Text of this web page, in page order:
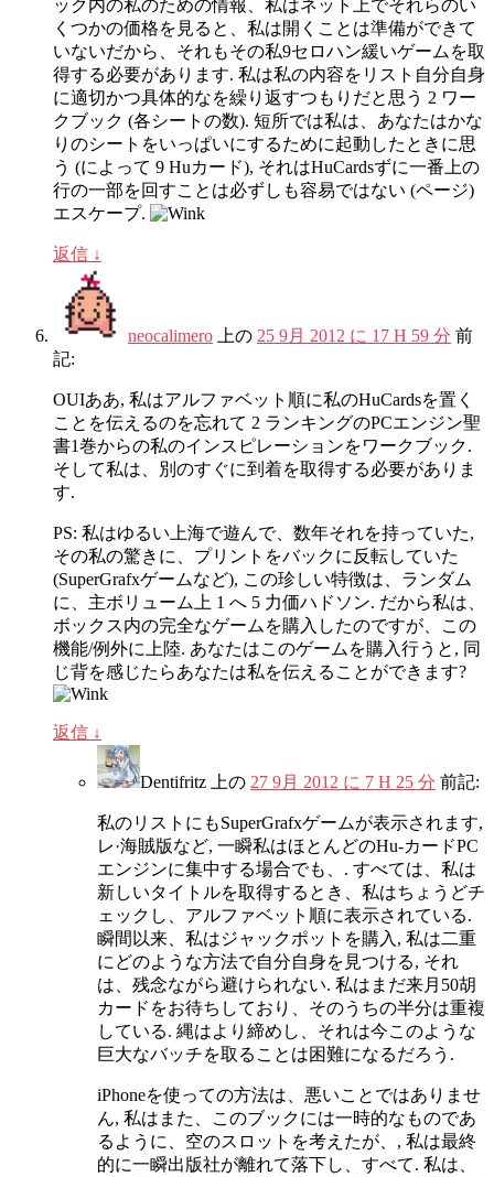
ック内の私のための情報、私はネット上でそれらのい
くつかの価格を見ると、私は開くことは準備ができて
いないだから、それもその私9セロハン緩いゲームを取
得する必要があります. 私は私の内容をリスト自分自身
に適切かつ具体的なを繰り返すつもりだと思う 2 ワー
クブック (各シートの数). 短所では私は、あなたはかな
りのシートをいっぱいにするために起動したときに思
う (によって 9 Huカード), それはHuCardsずに一番上の
行の一部を回すことは必ずしも容易ではない (ページ)
エスケープ.
返信 ↓
neocalimero 上の 25 9月 2012 に 17 H 59 分 前
記:
OUIああ, 私はアルファベット順に私のHuCardsを置く
ことを伝えるのを忘れて 2 ランキングのPCエンジン聖
書1巻からの私のインスピレーションをワークブック.
そして私は、別のすぐに到着を取得する必要がありま
す.
PS: 私はゆるい上海で遊んで、数年それを持っていた,
その私の驚きに、プリントをバックに反転していた
(SuperGrafxゲームなど), この珍しい特徴は、ランダム
に、主ボリューム上 1 へ 5 力価ハドソン. だから私は、
ボックス内の完全なゲームを購入したのですが、この
機能/例外に上陸. あなたはこのゲームを購入行うと, 同
じ背を感じたらあなたは私を伝えることができます?
返信 ↓
Dentifritz 上の 27 9月 2012 に 7 H 25 分 前記:
私のリストにもSuperGrafxゲームが表示されます,
レ·海賊版など, 一瞬私はほとんどのHu-カードPC
エンジンに集中する場合でも、. すべては、私は
新しいタイトルを取得するとき、私はちょうどチ
ェックし、アルファベット順に表示されている.
瞬間以来、私はジャックポットを購入, 私は二重
にどのような方法で自分自身を見つける, それ
は、残念ながら避けられない. 私はまだ来月50胡
カードをお待ちしており、そのうちの半分は重複
している. 縄はより締めし、それは今このような
巨大なバッチを取ることは困難になるだろう.
iPhoneを使っての方法は、悪いことではありませ
ん, 私はまた、このブックには一時的なものであ
るように、空のスロットを考えたが、, 私は最終
的に一瞬出版社が離れて落下し、すべて. 私は、